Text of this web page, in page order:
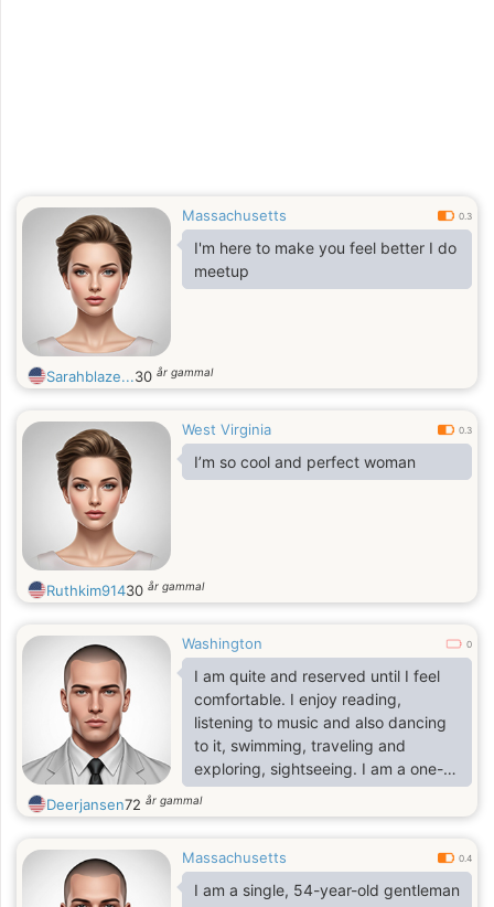
Massachusetts 0.3
I'm here to make you feel better I do
meetup
Sarahblaze...30 år gammal
West Virginia 0.3
I’m so cool and perfect woman
Ruthkim91430 år gammal
Washington 0
I am quite and reserved until I feel
comfortable. I enjoy reading,
listening to music and also dancing
to it, swimming, traveling and
exploring, sightseeing. I am a one-
woman-to one man relationship
type, I am a good listener and
others. It’s been a long since I felt
the love of someone, and I miss it. I
Deerjansen72 år gammal
Massachusetts 0.4
I am a single, 54-year-old gentleman